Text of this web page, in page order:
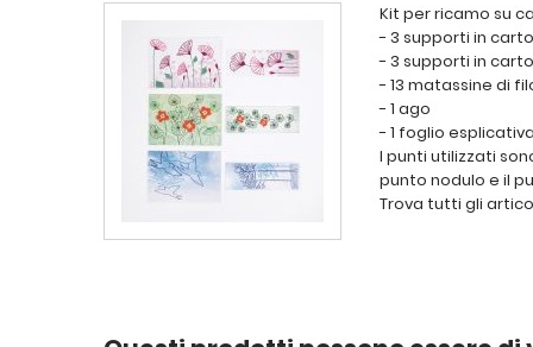
Kit per ricamo su
- 3 supporti in
- 3 supporti in
- 13 matassine di
- 1 ago
- 1 foglio
I punti utilizzati
punto nodulo e il
Trova tutti gli